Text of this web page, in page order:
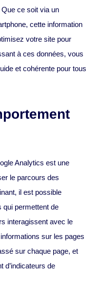
ce soit via un
cette information
votre site pour
à ces données, vous
et cohérente pour tous
Analytics est une
le parcours des
il est possible
qui permettent de
interagissent avec le
sur les pages
sur chaque page, et
d’indicateurs de